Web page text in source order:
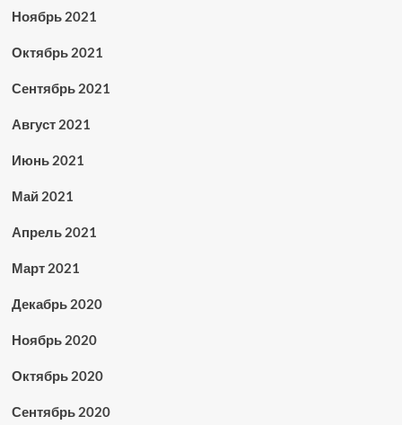
Ноябрь 2021
Октябрь 2021
Сентябрь 2021
Август 2021
Июнь 2021
Май 2021
Апрель 2021
Март 2021
Декабрь 2020
Ноябрь 2020
Октябрь 2020
Сентябрь 2020